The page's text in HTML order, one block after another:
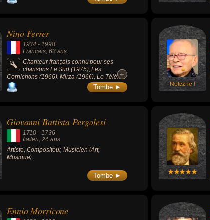
Nino Ferrer
1934 - 1998
Francais, 63 ans
Chanteur français connu pour ses
chansons Le Sud (1975), Les
Cornichons (1966), Mirza (1966), Le Téléfon
(1967) ou La Rua Madureira (1969).
+
+
Tombe ► Notez-le !
Giovanni Battista Pergolesi
1710 - 1736
Italien, 26 ans
Artiste, Compositeur, Musicien (Art,
Musique).
Tombe ►
Ennio Morricone